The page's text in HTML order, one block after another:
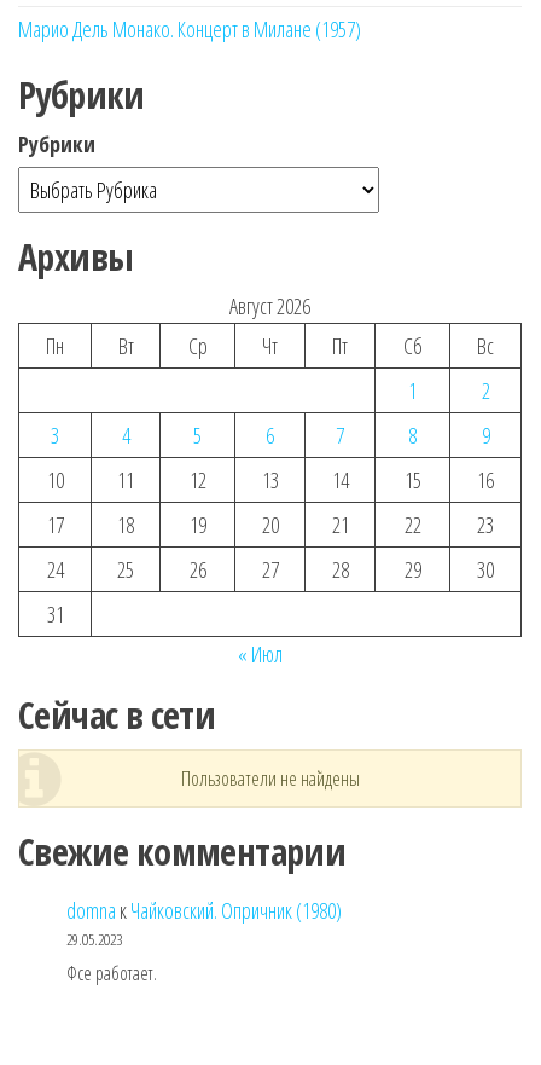
Марио Дель Монако. Концерт в Милане (1957)
Рубрики
Рубрики
Архивы
Август 2026
Пн
Вт Ср Чт Пт Сб
Вс
1
2
3
4 5 6 7 8
9
10
11 12 13 14 15
16
17
18 19 20 21 22
23
24
25 26 27 28 29
30
31
« Июл
Сейчас в сети
Пользователи не найдены
Свежие комментарии
domna кЧайковский. Опричник (1980)
29.05.2023
Фсе работает.